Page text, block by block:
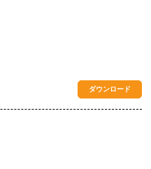
ダウンロード